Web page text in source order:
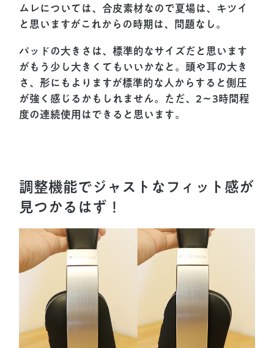
ムレについては、合皮素材なので夏場は、キツイ
と思いますがこれからの時期は、問題なし。
パッドの大きさは、標準的なサイズだと思います
がもう少し大きくてもいいかなと。頭や耳の大き
さ、形にもよりますが標準的な人からすると側圧
が強く感じるかもしれません。ただ、2〜3時間程
度の連続使用はできると思います。
調整機能でジャストなフィット感が
見つかるはず！